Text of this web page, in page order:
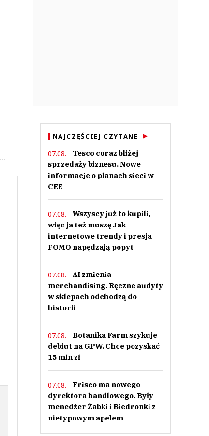
NAJCZĘŚCIEJ CZYTANE
07.08.
Tesco coraz bliżej
sprzedaży biznesu. Nowe
informacje o planach sieci w
CEE
07.08.
Wszyscy już to kupili,
więc ja też muszę Jak
internetowe trendy i presja
FOMO napędzają popyt
07.08.
AI zmienia
merchandising. Ręczne audyty
w sklepach odchodzą do
historii
07.08.
Botanika Farm szykuje
debiut na GPW. Chce pozyskać
15 mln zł
07.08.
Frisco ma nowego
dyrektora handlowego. Były
menedżer Żabki i Biedronki z
nietypowym apelem